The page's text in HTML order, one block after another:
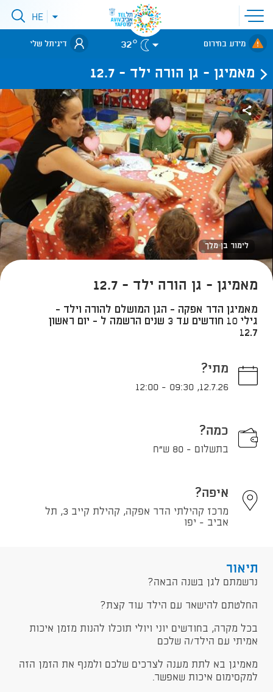
פתיחת
תפריט
אתר
לאתר עיריית
תל-אביב
פתיחתHE
מידע בחירום 32° דיגיתל שלי
מאמיגן - גן הורה ילד - 12.7
לימור בן מלך
מאמיגן - גן הורה ילד - 12.7
מאמיגן הדר אפקה - הגן המושלם להורה וילד -
גילי 10 חודשים עד 3 שנים הרשמה ל - יום ראשון
12.7
מתי?
12.7.26
,
09:30
-
12:00
כמה?
בתשלום - 80 ש"ח
איפה?
מרכז קהילתי הדר אפקה, קהילת קייב 3, תל
אביב - יפו
תיאור
נרשמתם לגן בשנה הבאה?
החלטתם להישאר עם הילד עוד קצת?
בכל מקרה, בחודשים יוני ויולי תוכלו להנות מזמן איכות
אמיתי עם הילד/ה שלכם
מאמיגן בא לתת מענה לצרכים שלכם ולמנף את הזמן הזה
למקסימום איכות שאפשר.